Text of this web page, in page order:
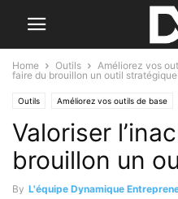
Home Outils Améliorez vos
faire du brouillon un outil stratégique
Outils Améliorez vos outils de base
Gestion Le B.A. BA de la gestion
Par les outils
Valoriser
brouillon un
By L'équipe Dynamique